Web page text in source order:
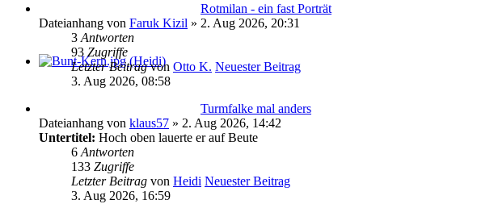
Rotmilan - ein fast Porträt
Dateianhang von Faruk Kizil » 2. Aug 2026, 20:31
3 Antworten
93 Zugriffe
Letzter Beitragvon Otto K. Neuester Beitrag
3. Aug 2026, 08:58
Turmfalke mal anders
Dateianhang von klaus57 » 2. Aug 2026, 14:42
Untertitel: Hoch oben lauerte er auf Beute
6 Antworten
133 Zugriffe
Letzter Beitrag von Heidi Neuester Beitrag
3. Aug 2026, 16:59